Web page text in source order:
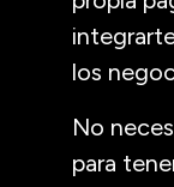
los
No
para